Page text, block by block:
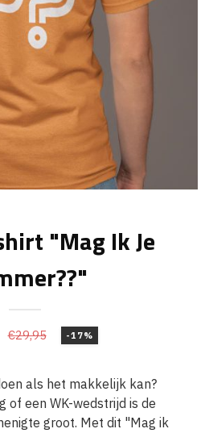
"Mag Ik Je
€29,95 -17%
als het makkelijk kan?
of een WK-wedstrijd is de
groot. Met dit "Mag ik